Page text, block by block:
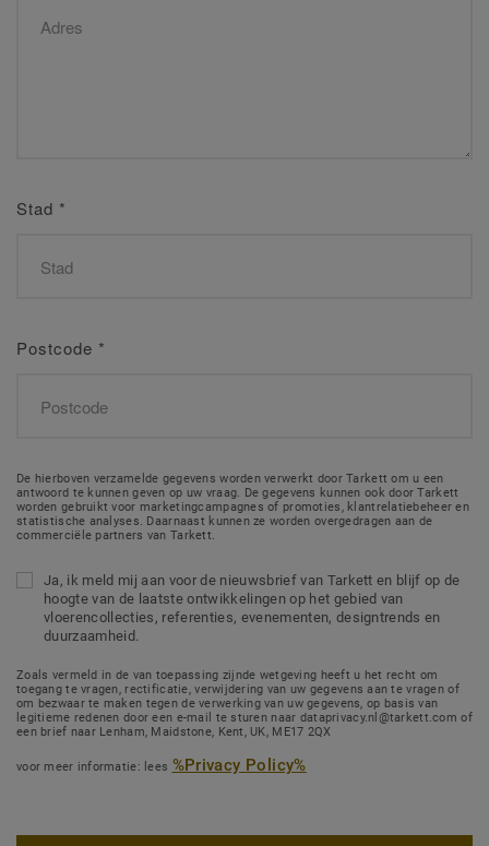
Stad *
Postcode *
De hierboven verzamelde gegevens worden verwerkt door Tarkett om u een
antwoord te kunnen geven op uw vraag. De gegevens kunnen ook door Tarkett
worden gebruikt voor marketingcampagnes of promoties, klantrelatiebeheer en
statistische analyses. Daarnaast kunnen ze worden overgedragen aan de
commerciële partners van Tarkett.
Ja, ik meld mij aan voor de nieuwsbrief van Tarkett en blijf op de
hoogte van de laatste ontwikkelingen op het gebied van
vloerencollecties, referenties, evenementen, designtrends en
duurzaamheid.
Zoals vermeld in de van toepassing zijnde wetgeving heeft u het recht om
toegang te vragen, rectificatie, verwijdering van uw gegevens aan te vragen of
om bezwaar te maken tegen de verwerking van uw gegevens, op basis van
legitieme redenen door een e-mail te sturen naar dataprivacy.nl@tarkett.com of
een brief naar Lenham, Maidstone, Kent, UK, ME17 2QX
voor meer informatie: lees %Privacy Policy%